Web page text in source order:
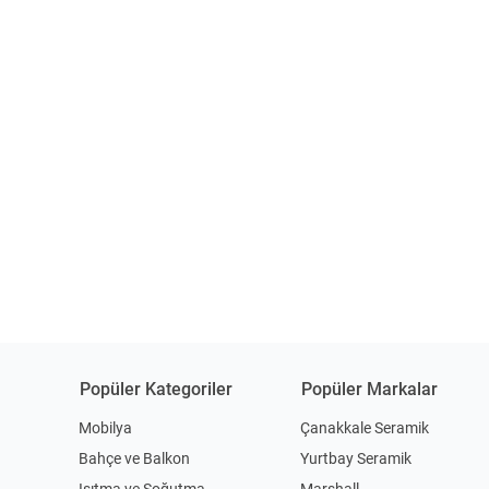
Popüler Kategoriler
Mobilya
Bahçe ve Balkon
Popüler Markalar
Çanakkale Seramik
Yurtbay Seramik